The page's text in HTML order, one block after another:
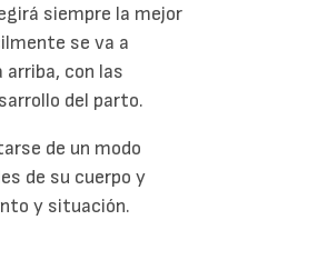
siempre la mejor
se va a
con las
del parto.
de un modo
de su cuerpo y
y situación.